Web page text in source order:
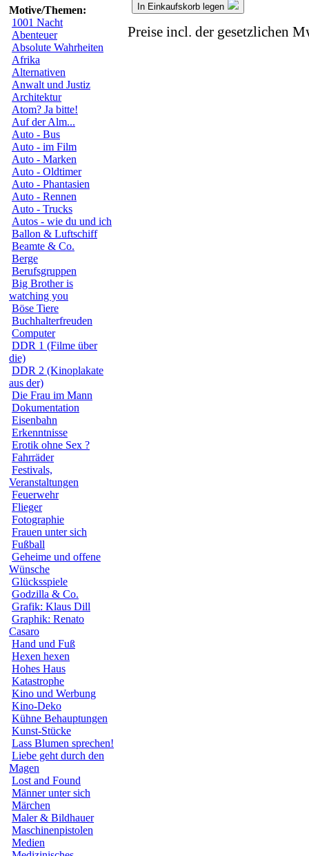
Motive/Themen:
1001 Nacht
Abenteuer
Absolute Wahrheiten
Afrika
Alternativen
Anwalt und Justiz
Architektur
Atom? Ja bitte!
Auf der Alm...
Auto - Bus
Auto - im Film
Auto - Marken
Auto - Oldtimer
Auto - Phantasien
Auto - Rennen
Auto - Trucks
Autos - wie du und ich
Ballon & Luftschiff
Beamte & Co.
Berge
Berufsgruppen
Big Brother is
watching you
Böse Tiere
Buchhalterfreuden
Computer
DDR 1 (Filme über
die)
DDR 2 (Kinoplakate
aus der)
Die Frau im Mann
Dokumentation
Eisenbahn
Erkenntnisse
Erotik ohne Sex ?
Fahrräder
Festivals,
Veranstaltungen
Feuerwehr
Flieger
Fotographie
Frauen unter sich
Fußball
Geheime und offene
Wünsche
Glücksspiele
Godzilla & Co.
Grafik: Klaus Dill
Graphik: Renato
Casaro
Hand und Fuß
Hexen hexen
Hohes Haus
Katastrophe
Kino und Werbung
Kino-Deko
Kühne Behauptungen
Kunst-Stücke
Lass Blumen sprechen!
Liebe geht durch den
Magen
Lost and Found
Männer unter sich
Märchen
Maler & Bildhauer
Maschinenpistolen
Medien
In Einkaufskorb legen
Preise incl. der gesetzlichen